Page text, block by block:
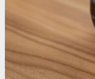
факты